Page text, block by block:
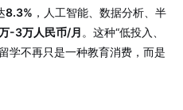
8.3% ，人工智能、数据分析、半
-3万人民币/月 。这种“低投入、
学不再只是一种教育消费，而是